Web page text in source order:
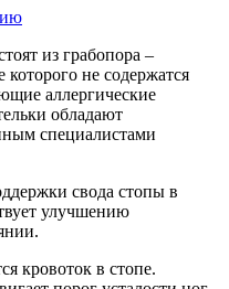
из грабопора –
которого не содержатся
аллергические
обладают
специалистами
свода стопы в
улучшению
кровоток в стопе.